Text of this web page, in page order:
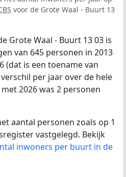
voor de Grote Waal - Buurt 13
Grote Waal - Buurt 13 03 is
van 645 personen in 2013
(dat is een toename van
per jaar over de hele
2026 was 2 personen
aantal personen zoals op 1
vastgelegd. Bekijk
inwoners per buurt in de